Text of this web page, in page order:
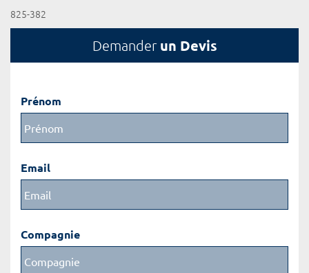
825-382
Demander un Devis
Prénom
Email
Compagnie